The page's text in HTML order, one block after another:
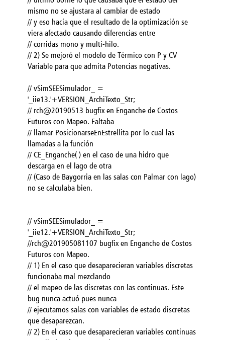
mismo no se ajustara al cambiar de estado
// y eso hacía que el resultado de la optimización se
viera afectado causando diferencias entre
// corridas mono y multi-hilo.
// 2) Se mejoró el modelo de Térmico con P y CV
Variable para que admita Potencias negativas.
// vSimSEESimulador_ =
'_iie13.'+VERSION_ArchiTexto_Str;
// rch@20190513 bugfix en Enganche de Costos
Futuros con Mapeo. Faltaba
// llamar PosicionarseEnEstrellita por lo cual las
llamadas a la función
// CE_Enganche( ) en el caso de una hidro que
descarga en el lago de otra
// (Caso de Baygorria en las salas con Palmar con lago)
no se calculaba bien.
// vSimSEESimulador_ =
'_iie12.'+VERSION_ArchiTexto_Str;
//rch@201905081107 bugfix en Enganche de Costos
Futuros con Mapeo.
// 1) En el caso que desaparecieran variables discretas
funcionaba mal mezclando
// el mapeo de las discretas con las continuas. Este
bug nunca actuó pues nunca
// ejecutamos salas con variables de estado discretas
que desaparezcan.
// 2) En el caso que desaparecieran variables continuas